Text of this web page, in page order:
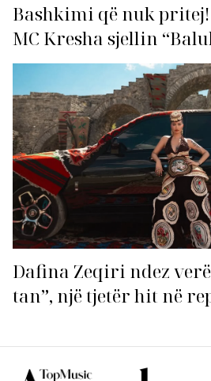
Bashkimi që nuk
MC Kresha sjellin
ndezin rrjetin!
Dafina Zeqiri ndez
tan”, një tjetër hit në